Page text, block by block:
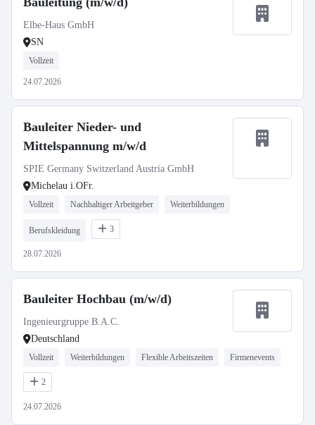
Elbe-Haus GmbH
SN
Vollzeit
24.07.2026
Bauleiter Nieder- und
Mittelspannung m/w/d
SPIE Germany Switzerland Austria GmbH
Michelau i.OFr.
Vollzeit Nachhaltiger Arbeitgeber Weiterbildungen
Berufskleidung 3
28.07.2026
Bauleiter Hochbau (m/w/d)
Ingenieurgruppe B.A.C.
Deutschland
Vollzeit Weiterbildungen Flexible Arbeitszeiten Firmenevents
2
24.07.2026